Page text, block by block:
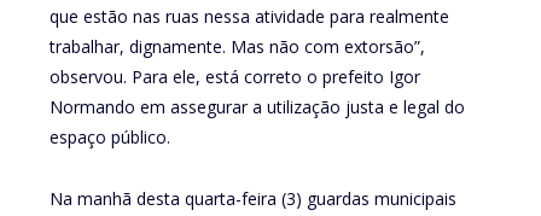
que estão nas ruas nessa atividade para realmente
trabalhar, dignamente. Mas não com extorsão”,
observou. Para ele, está correto o prefeito Igor
Normando em assegurar a utilização justa e legal do
espaço público.
Na manhã desta quarta-feira (3) guardas municipais